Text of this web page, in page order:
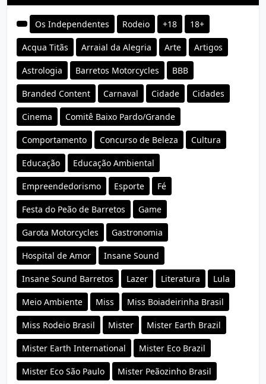
Os Independentes Rodeio +18 18+
Acqua Titãs Arraial da Alegria Arte Artigos
Astrologia Barretos Motorcycles BBB
Branded Content Carnaval Cidade Cidades
Cinema Comitê Baixo Pardo/Grande
Comportamento Concurso de Beleza Cultura
Educação Educação Ambiental
Empreendedorismo Esporte Fé
Festa do Peão de Barretos Game
Garota Motorcycles Gastronomia
Hospital de Amor Insane Sound
Insane Sound Barretos Lazer Literatura Lula
Meio Ambiente Miss Miss Boiadeirinha Brasil
Miss Rodeio Brasil Mister Mister Earth Brazil
Mister Earth International Mister Eco Brazil
Mister Eco São Paulo Mister Peãozinho Brasil